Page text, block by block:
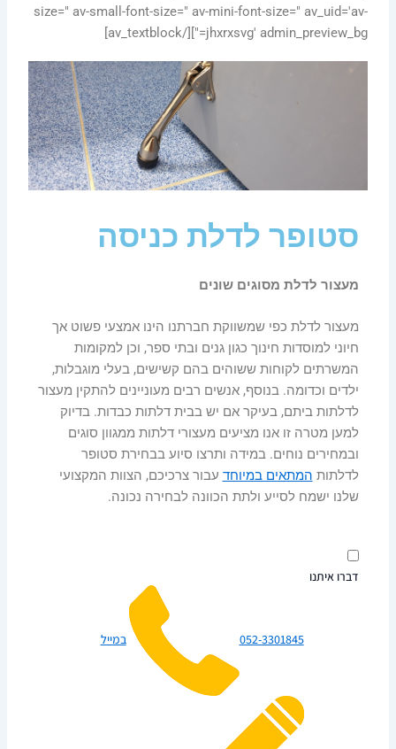
size=" av-small-font-size=" av-mini-font-size=" av_uid='av-
jhxrxsvg' admin_preview_bg="][/av_textblock]
סטופר לדלת כניסה
מעצור לדלת מסוגים שונים
מעצור לדלת כפי שמשווקת חברתנו הינו אמצעי פשוט אך
חיוני למוסדות חינוך כגון גנים ובתי ספר, וכן למקומות
המשרתים לקוחות ששוהים בהם קשישים, בעלי מוגבלות,
ילדים וכדומה. בנוסף, אנשים רבים מעוניינים להתקין מעצור
לדלתות ביתם, בעיקר אם יש בבית דלתות כבדות. בדיוק
למען מטרה זו אנו מציעים מעצורי דלתות ממגוון סוגים
ובמחירים נוחים. במידה ותרצו סיוע בבחירת סטופר
לדלתות המתאים במיוחד עבור צרכיכם, הצוות המקצועי
שלנו ישמח לסייע ולתת הכוונה לבחירה נכונה.
דברו איתנו
052-3301845 במייל